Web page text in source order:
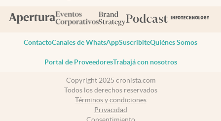
ContactoCanales de WhatsAppSuscribiteQuiénes Somos
Portal de ProveedoresTrabajá con nosotros
Copyright 2025 cronista.com
Todos los derechos reservados
Términos y condiciones
Privacidad